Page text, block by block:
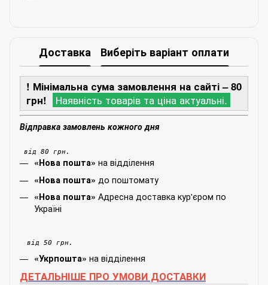
Доставка Виберіть варіант оплати
! Мінімальна сума замовлення на сайті – 80
грн!
Наявність товарів та ціна актуальні.
Відправка замовлень кожного дня
від 80 грн.
«Нова пошта» на відділення
«Нова пошта» до поштомату
«Нова пошта» Адресна доставка кур'єром по
Україні
від 50 грн.
«Укрпошта» на відділення
ДЕТАЛЬНІШЕ ПРО УМОВИ ДОСТАВКИ